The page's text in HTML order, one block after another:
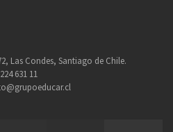
Las Condes, Santiago de Chile.
631 11